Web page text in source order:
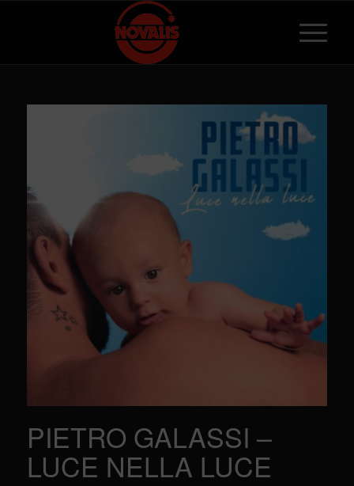
PIETRO GALASSI –
LUCE NELLA LUCE